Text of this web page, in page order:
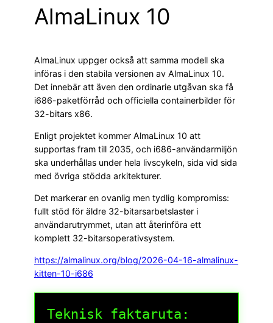
AlmaLinux 10
AlmaLinux uppger också att samma modell ska
införas i den stabila versionen av AlmaLinux 10.
Det innebär att även den ordinarie utgåvan ska få
i686-paketförråd och officiella containerbilder för
32-bitars x86.
Enligt projektet kommer AlmaLinux 10 att
supportas fram till 2035, och i686-användarmiljön
ska underhållas under hela livscykeln, sida vid sida
med övriga stödda arkitekturer.
Det markerar en ovanlig men tydlig kompromiss:
fullt stöd för äldre 32-bitarsarbetslaster i
användarutrymmet, utan att återinföra ett
komplett 32-bitarsoperativsystem.
https://almalinux.org/blog/2026-04-16-almalinux-
kitten-10-i686
Teknisk faktaruta: